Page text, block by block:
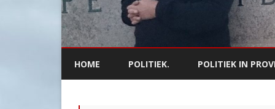
HOME POLITIEK. POLITIEK IN